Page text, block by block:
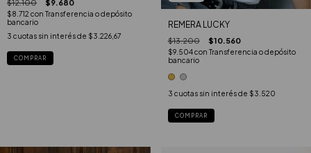
$12.100 $9.680
$8.712 con Transferencia o depósito
bancario
3 cuotas sin interés de $3.226,67
COMPRAR
REMERA LUCKY
$13.200 $10.560
$9.504con Transferencia o depósito
bancario
3 cuotas sin interés de $3.520
COMPRAR